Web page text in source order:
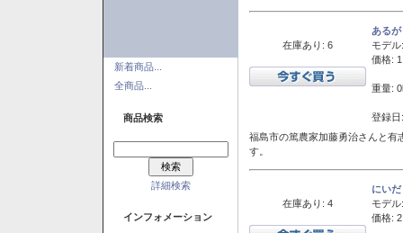
新着商品...
全商品...
商品検索
詳細検索
インフォメーション
在庫あり: 6
ある
モデル:
価格:
重量:
登録
福島市の篤農家加藤勇治さんと有
す。
在庫あり: 4
にい
モデル:
価格: